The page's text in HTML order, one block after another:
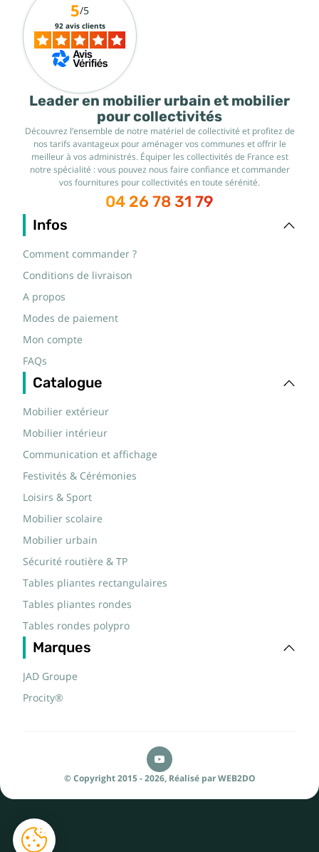
Leader en mobilier urbain et mobilier
pour collectivités
Découvrez l’ensemble de notre matériel de collectivité et profitez de
nos tarifs avantageux pour aménager vos communes et offrir le
meilleur à vos administrés. Équiper les collectivités de France est
notre spécialité : vous pouvez nous faire confiance et commander
vos fournitures pour collectivités en toute sérénité.
04 26 78 31 79
Infos
Comment commander ?
Conditions de livraison
A propos
Modes de paiement
Mon compte
FAQs
Catalogue
Mobilier extérieur
Mobilier intérieur
Communication et affichage
Festivités & Cérémonies
Loisirs & Sport
Mobilier scolaire
Mobilier urbain
Sécurité routière & TP
Tables pliantes rectangulaires
Tables pliantes rondes
Tables rondes polypro
Marques
JAD Groupe
Procity®
5/5
92 avis clients
© Copyright 2015 - 2026, Réalisé par WEB2DO